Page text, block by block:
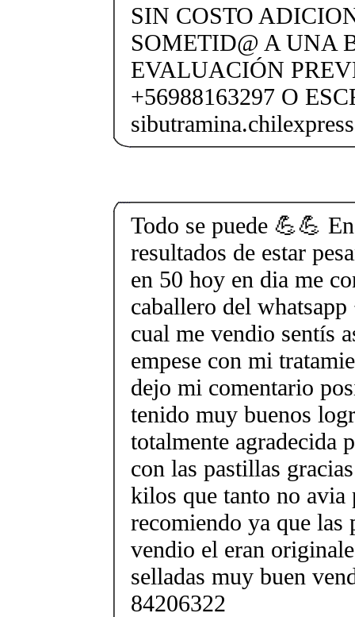
SIN COSTO
SOMETID@ A UNA
EVALUACIÓN
+56988163297 O
Todo se puede 💪💪
resultados de estar
en 50 hoy en dia me
caballero del
cual me vendio sentís
empese con mi
dejo mi comentario
tenido muy buenos
totalmente agradecida
con las pastillas
kilos que tanto no avia
recomiendo ya que las
vendio el eran
selladas muy buen
84206322